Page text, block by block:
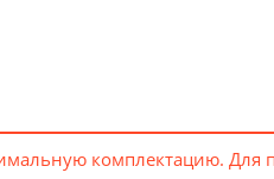
комплектацию. Для